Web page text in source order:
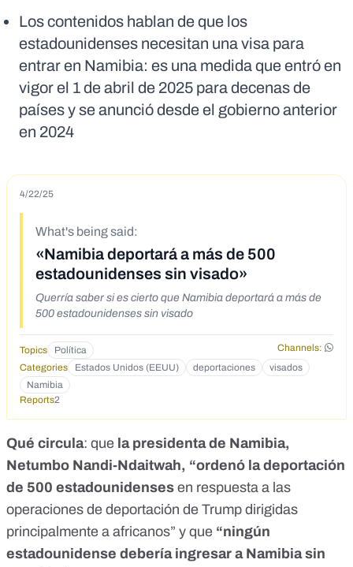
Los contenidos hablan de que los
estadounidenses necesitan una visa para
entrar en Namibia: es una medida que entró en
vigor el 1 de abril de 2025 para decenas de
países y se anunció desde el gobierno anterior
en 2024
4/22/25
What's being said:
«Namibia deportará a más de 500
estadounidenses sin visado»
Querría saber si es cierto que Namibia deportará a más de
500 estadounidenses sin visado
Topics Política
Channels:
Categories
Estados Unidos (EEUU) deportaciones
visados
Namibia
Reports2
Qué circula: que la presidenta de Namibia,
Netumbo Nandi-Ndaitwah, “ordenó la deportación
de 500 estadounidenses en respuesta a las
operaciones de deportación de Trump dirigidas
principalmente a africanos” y que “ningún
estadounidense debería ingresar a Namibia sin